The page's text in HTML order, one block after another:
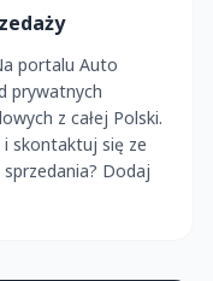
portalu Auto
prywatnych
z całej Polski.
skontaktuj się ze
Dodaj